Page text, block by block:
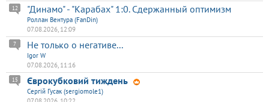
"Динамо" - "Карабах" 1:0. Сдержанный оптимизм
12
Роллан Вентура (FanDin)
07.08.2026, 12:09
Не только о негативе...
7
Igor W
07.08.2026, 11:16
Єврокубковий тиждень
15
Сергій Гусак (sergiomole1)